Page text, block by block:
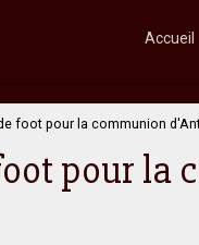
Accueil
foot pour la communion
pour la